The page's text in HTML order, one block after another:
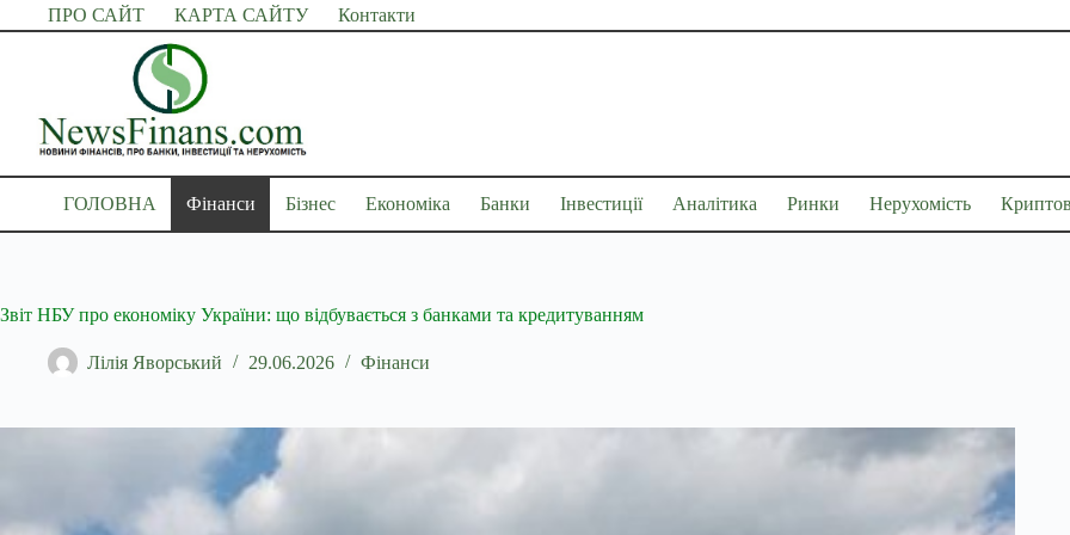
Перейти
до
ПРО САЙТ КАРТА САЙТУ Контакти
ГОЛОВНА Фінанси Бізнес Економіка Банки Інвестиції Аналітика Ринки Нерухомість
Звіт НБУ про економіку України: що відбувається з банками та кредитуванням
Лілія Яворський 29.06.2026 Фінанси